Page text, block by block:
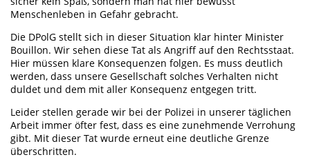
Menschenleben in Gefahr gebracht.
Die DPolG stellt sich in dieser Situation klar hinter Minister
Bouillon. Wir sehen diese Tat als Angriff auf den Rechtsstaat.
Hier müssen klare Konsequenzen folgen. Es muss deutlich
werden, dass unsere Gesellschaft solches Verhalten nicht
duldet und dem mit aller Konsequenz entgegen tritt.
Leider stellen gerade wir bei der Polizei in unserer täglichen
Arbeit immer öfter fest, dass es eine zunehmende Verrohung
gibt. Mit dieser Tat wurde erneut eine deutliche Grenze
überschritten.